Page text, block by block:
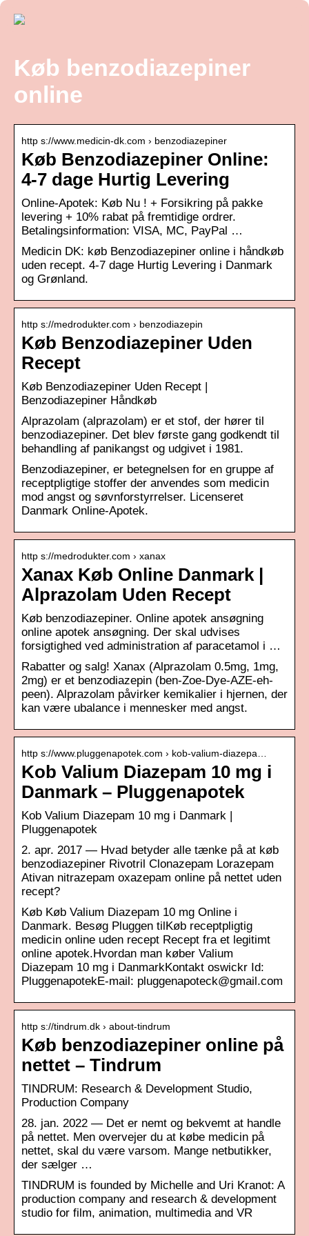
Køb benzodiazepiner
online
http s://www.medicin-dk.com › benzodiazepiner
Køb Benzodiazepiner Online:
4-7 dage Hurtig Levering
Online-Apotek: Køb Nu ! + Forsikring på pakke
levering + 10% rabat på fremtidige ordrer.
Betalingsinformation: VISA, MC, PayPal …
Medicin DK: køb Benzodiazepiner online i håndkøb
uden recept. 4-7 dage Hurtig Levering i Danmark
og Grønland.
http s://medrodukter.com › benzodiazepin
Køb Benzodiazepiner Uden
Recept
Køb Benzodiazepiner Uden Recept |
Benzodiazepiner Håndkøb
Alprazolam (alprazolam) er et stof, der hører til
benzodiazepiner. Det blev første gang godkendt til
behandling af panikangst og udgivet i 1981.
Benzodiazepiner, er betegnelsen for en gruppe af
receptpligtige stoffer der anvendes som medicin
mod angst og søvnforstyrrelser. Licenseret
Danmark Online-Apotek.
http s://medrodukter.com › xanax
Xanax Køb Online Danmark |
Alprazolam Uden Recept
Køb benzodiazepiner. Online apotek ansøgning
online apotek ansøgning. Der skal udvises
forsigtighed ved administration af paracetamol i …
Rabatter og salg! Xanax (Alprazolam 0.5mg, 1mg,
2mg) er et benzodiazepin (ben-Zoe-Dye-AZE-eh-
peen). Alprazolam påvirker kemikalier i hjernen, der
kan være ubalance i mennesker med angst.
http s://www.pluggenapotek.com › kob-valium-diazepa…
Kob Valium Diazepam 10 mg i
Danmark – Pluggenapotek
Kob Valium Diazepam 10 mg i Danmark |
Pluggenapotek
2. apr. 2017 — Hvad betyder alle tænke på at køb
benzodiazepiner Rivotril Clonazepam Lorazepam
Ativan nitrazepam oxazepam online på nettet uden
recept?
Køb Køb Valium Diazepam 10 mg Online i
Danmark. Besøg Pluggen tilKøb receptpligtig
medicin online uden recept Recept fra et legitimt
online apotek.Hvordan man køber Valium
Diazepam 10 mg i DanmarkKontakt oswickr Id:
PluggenapotekE-mail: pluggenapoteck@gmail.com
http s://tindrum.dk › about-tindrum
Køb benzodiazepiner online på
nettet – Tindrum
TINDRUM: Research & Development Studio,
Production Company
28. jan. 2022 — Det er nemt og bekvemt at handle
på nettet. Men overvejer du at købe medicin på
nettet, skal du være varsom. Mange netbutikker,
der sælger …
TINDRUM is founded by Michelle and Uri Kranot: A
production company and research & development
studio for film, animation, multimedia and VR